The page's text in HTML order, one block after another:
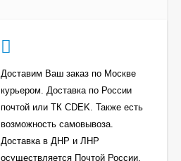
Доставим Ваш заказ по Москве
курьером. Доставка по России
почтой или ТК CDEK. Также есть
возможность самовывоза.
Доставка в ДНР и ЛНР
осуществляется Почтой России.